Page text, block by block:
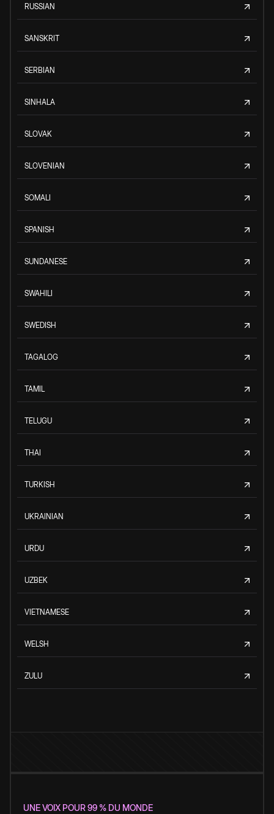
RUSSIAN
SANSKRIT
SERBIAN
SINHALA
SLOVAK
SLOVENIAN
SOMALI
SPANISH
SUNDANESE
SWAHILI
SWEDISH
TAGALOG
TAMIL
TELUGU
THAI
TURKISH
UKRAINIAN
URDU
UZBEK
VIETNAMESE
WELSH
ZULU
UNE VOIX POUR 99 % DU MONDE